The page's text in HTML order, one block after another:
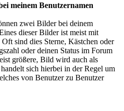
meinem Benutzernamen
zwei Bilder bei deinem
dieser Bilder ist meist mit
sind dies Sterne, Kästchen oder
oder deinen Status im Forum
größere, Bild wird auch als
sich hierbei in der Regel um
von Benutzer zu Benutzer